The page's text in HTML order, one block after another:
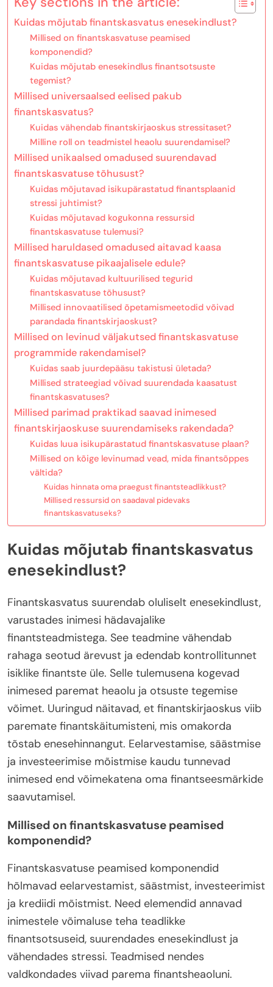
Kuidas mõjutab finantskasvatus enesekindlust?
Millised on finantskasvatuse peamised
komponendid?
Kuidas mõjutab enesekindlus finantsotsuste
tegemist?
Millised universaalsed eelised pakub
finantskasvatus?
Kuidas vähendab finantskirjaoskus stressitaset?
Milline roll on teadmistel heaolu suurendamisel?
Millised unikaalsed omadused suurendavad
finantskasvatuse tõhusust?
Kuidas mõjutavad isikupärastatud finantsplaanid
stressi juhtimist?
Kuidas mõjutavad kogukonna ressursid
finantskasvatuse tulemusi?
Millised haruldased omadused aitavad kaasa
finantskasvatuse pikaajalisele edule?
Kuidas mõjutavad kultuurilised tegurid
finantskasvatuse tõhusust?
Millised innovaatilised õpetamismeetodid võivad
parandada finantskirjaoskust?
Millised on levinud väljakutsed finantskasvatuse
programmide rakendamisel?
Kuidas saab juurdepääsu takistusi ületada?
Millised strateegiad võivad suurendada kaasatust
finantskasvatuses?
Millised parimad praktikad saavad inimesed
finantskirjaoskuse suurendamiseks rakendada?
Kuidas luua isikupärastatud finantskasvatuse plaan?
Millised on kõige levinumad vead, mida finantsõppes
vältida?
Kuidas hinnata oma praegust finantsteadlikkust?
Millised ressursid on saadaval pidevaks
finantskasvatuseks?
Kuidas mõjutab finantskasvatus
enesekindlust?
Finantskasvatus suurendab oluliselt enesekindlust,
varustades inimesi hädavajalike
finantsteadmistega. See teadmine vähendab
rahaga seotud ärevust ja edendab kontrollitunnet
isiklike finantste üle. Selle tulemusena kogevad
inimesed paremat heaolu ja otsuste tegemise
võimet. Uuringud näitavad, et finantskirjaoskus viib
paremate finantskäitumisteni, mis omakorda
tõstab enesehinnangut. Eelarvestamise, säästmise
ja investeerimise mõistmise kaudu tunnevad
inimesed end võimekatena oma finantseesmärkide
saavutamisel.
Millised on finantskasvatuse peamised
komponendid?
Finantskasvatuse peamised komponendid
hõlmavad eelarvestamist, säästmist, investeerimist
ja krediidi mõistmist. Need elemendid annavad
inimestele võimaluse teha teadlikke
finantsotsuseid, suurendades enesekindlust ja
vähendades stressi. Teadmised nendes
valdkondades viivad parema finantsheaoluni.